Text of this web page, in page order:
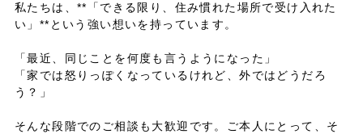
私たちは、**「できる限り、住み慣れた場所で受け入れた
い」**という強い想いを持っています。
「最近、同じことを何度も言うようになった」
「家では怒りっぽくなっているけれど、外ではどうだろ
う？」
そんな段階でのご相談も大歓迎です。ご本人にとって、そ